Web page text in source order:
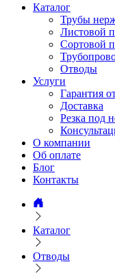
Каталог
Трубы
Листовой
Сортовой
Отводы
Услуги
Гарантия
Доставка
Резка под
О компании
Об оплате
Блог
Контакты
Каталог
Отводы